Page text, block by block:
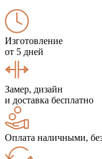
Изготовление
от 5 дней
Замер, дизайн
и доставка бесплатно
Оплата наличными,